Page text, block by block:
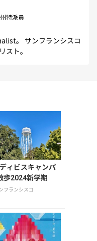
特派員
。 サンフランシスコ
スト。
ィビスキャンパ
歩2024新学期
フランシスコ